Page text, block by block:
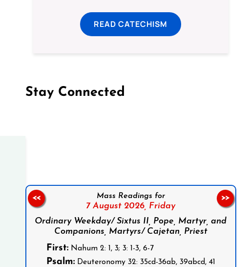
READ CATECHISM
Stay Connected
Mass Readings for
7 August 2026, Friday
Ordinary Weekday/ Sixtus II, Pope, Martyr, and
Companions, Martyrs/ Cajetan, Priest
First:Nahum 2: 1, 3; 3: 1-3, 6-7
Psalm:Deuteronomy 32: 35cd-36ab, 39abcd, 41
<< >>